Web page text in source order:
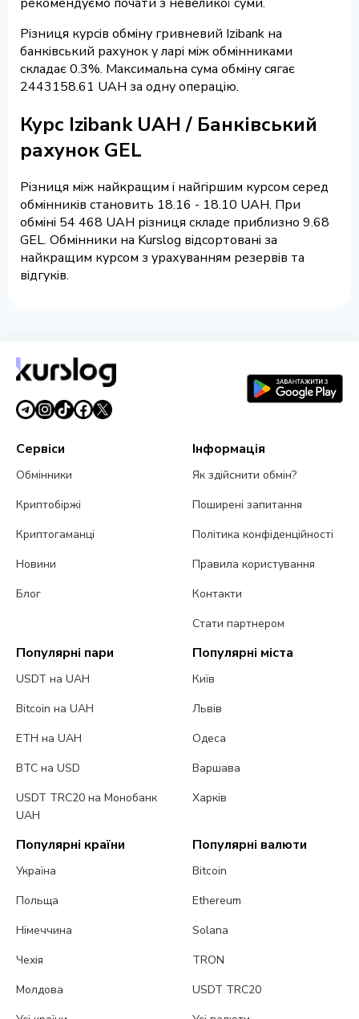
Різниця курсів обміну гривневий Izibank на
банківський рахунок у ларі між обмінниками
складає 0.3%. Максимальна сума обміну сягає
2443158.61 UAH за одну операцію.
Курс Izibank UAH / Банківський
рахунок GEL
Різниця між найкращим і найгіршим курсом серед
обмінників становить 18.16 - 18.10 UAH. При
обміні 54 468 UAH різниця складе приблизно 9.68
GEL. Обмінники на Kurslog відсортовані за
найкращим курсом з урахуванням резервів та
відгуків.
Сервіси
Обмінники
Криптобіржі
Криптогаманці
Новини
Блог
Інформація
Як здійснити обмін?
Поширені запитання
Політика конфіденційності
Правила користування
Контакти
Стати партнером
Популярні пари
USDT на UAH
Bitcoin на UAH
ETH на UAH
BTC на USD
USDT TRC20 на Монобанк
UAH
Популярні міста
Київ
Львів
Одеса
Варшава
Харків
Популярні країни
Україна
Польща
Німеччина
Чехія
Молдова
Популярні валюти
Bitcoin
Ethereum
Solana
TRON
USDT TRC20